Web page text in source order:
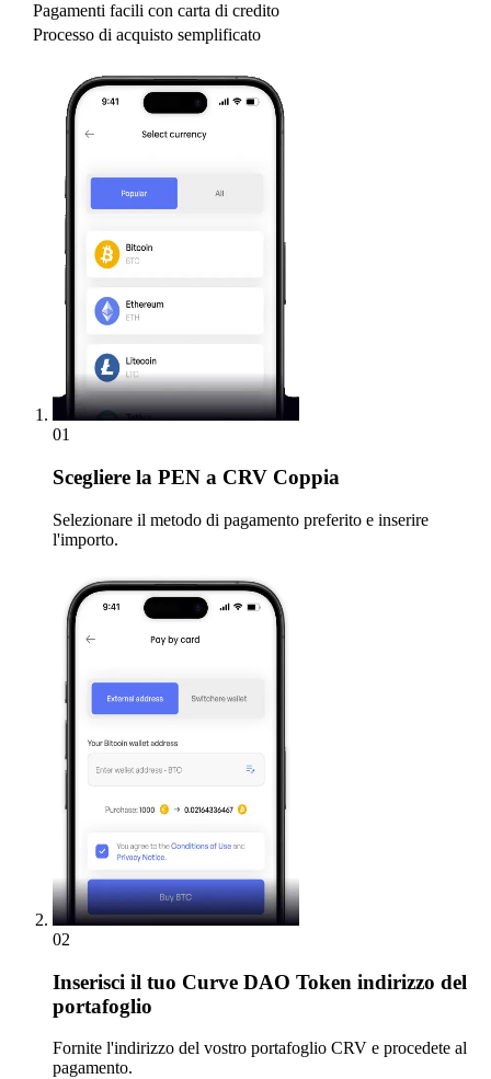
Pagamenti facili con carta di credito
Processo di acquisto semplificato
01
Scegliere la PEN a CRV Coppia
Selezionare il metodo di pagamento preferito e inserire
l'importo.
02
Inserisci il tuo Curve DAO Token indirizzo del
portafoglio
Fornite l'indirizzo del vostro portafoglio CRV e procedete al
pagamento.